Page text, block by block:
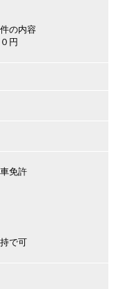
の内容
円
免許
で可